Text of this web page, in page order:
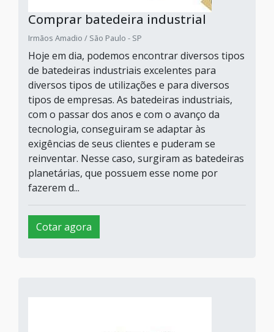
Comprar batedeira industrial
Irmãos Amadio / São Paulo - SP
Hoje em dia, podemos encontrar diversos tipos
de batedeiras industriais excelentes para
diversos tipos de utilizações e para diversos
tipos de empresas. As batedeiras industriais,
com o passar dos anos e com o avanço da
tecnologia, conseguiram se adaptar às
exigências de seus clientes e puderam se
reinventar. Nesse caso, surgiram as batedeiras
planetárias, que possuem esse nome por
fazerem d...
Cotar agora